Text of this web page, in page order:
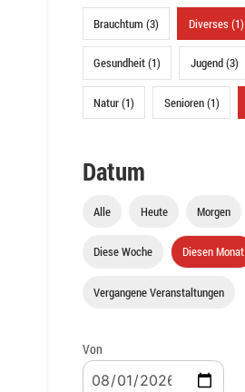
Brauchtum (3) Diverses (1)
Gesundheit (1) Jugend (3)
Natur (1) Senioren (1)
Datum
Alle Heute Morgen
Diese Woche Diesen Monat
Vergangene Veranstaltungen
Von